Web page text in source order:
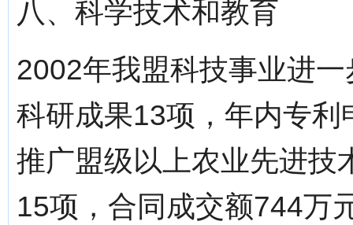
八、科学技术和教育
2002年我盟科技事业进
科研成果13项，年内专
推广盟级以上农业先进技
15项，合同成交额744万